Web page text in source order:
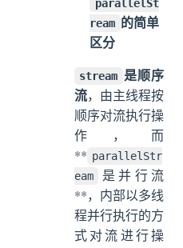
parallelSt
ream 的简单
区分
stream 是顺序
流，由主线程按
顺序对流执行操
作，而
** parallelStr
eam
是并行流
**，内部以多线
程并行执行的方
式对流进行操